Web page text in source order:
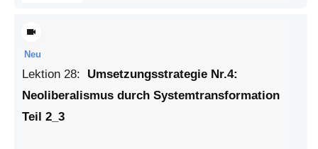
Neu
Lektion 28: Umsetzungsstrategie Nr.4:
Neoliberalismus durch Systemtransformation
Teil 2_3